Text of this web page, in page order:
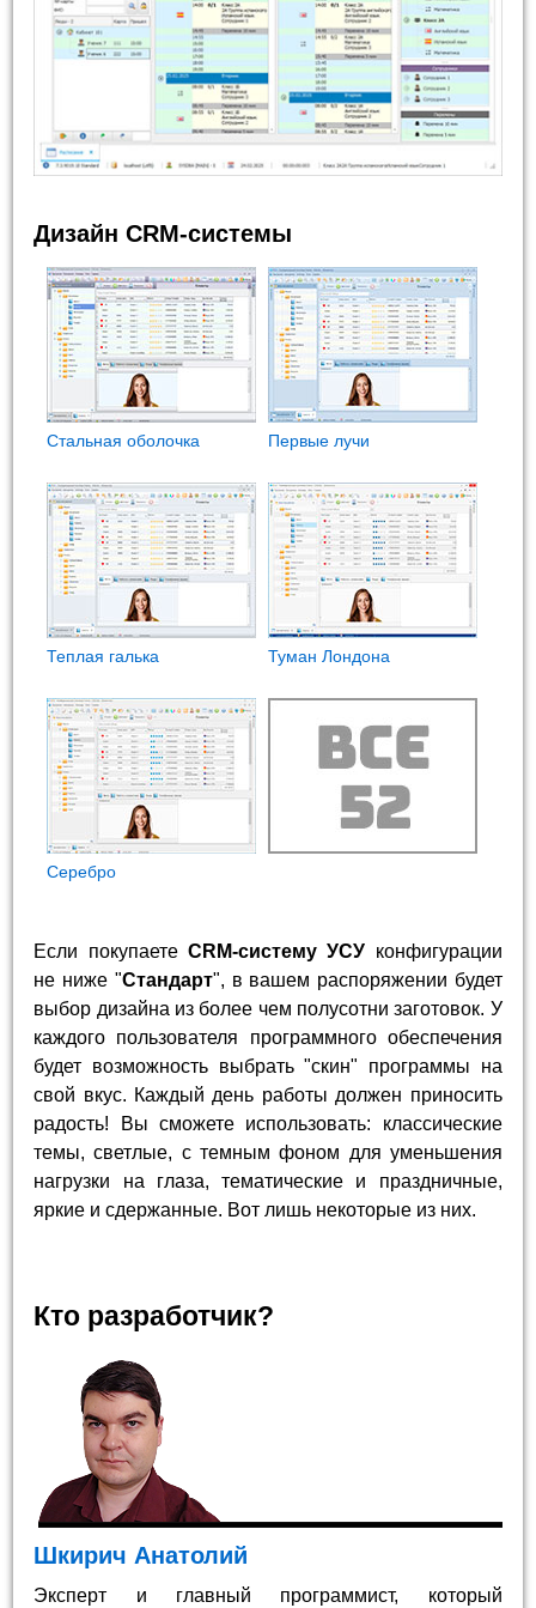
Дизайн CRM-системы
Стальная оболочка Первые лучи
Теплая галька Туман Лондона
Cеребро
Если покупаете CRM-систему УСУ конфигурации
не ниже "Стандарт", в вашем распоряжении будет
выбор дизайна из более чем полусотни заготовок. У
каждого пользователя программного обеспечения
будет возможность выбрать "скин" программы на
свой вкус. Каждый день работы должен приносить
радость! Вы сможете использовать: классические
темы, светлые, с темным фоном для уменьшения
нагрузки на глаза, тематические и праздничные,
яркие и сдержанные. Вот лишь некоторые из них.
Кто разработчик?
Шкирич Анатолий
Эксперт и главный программист, который